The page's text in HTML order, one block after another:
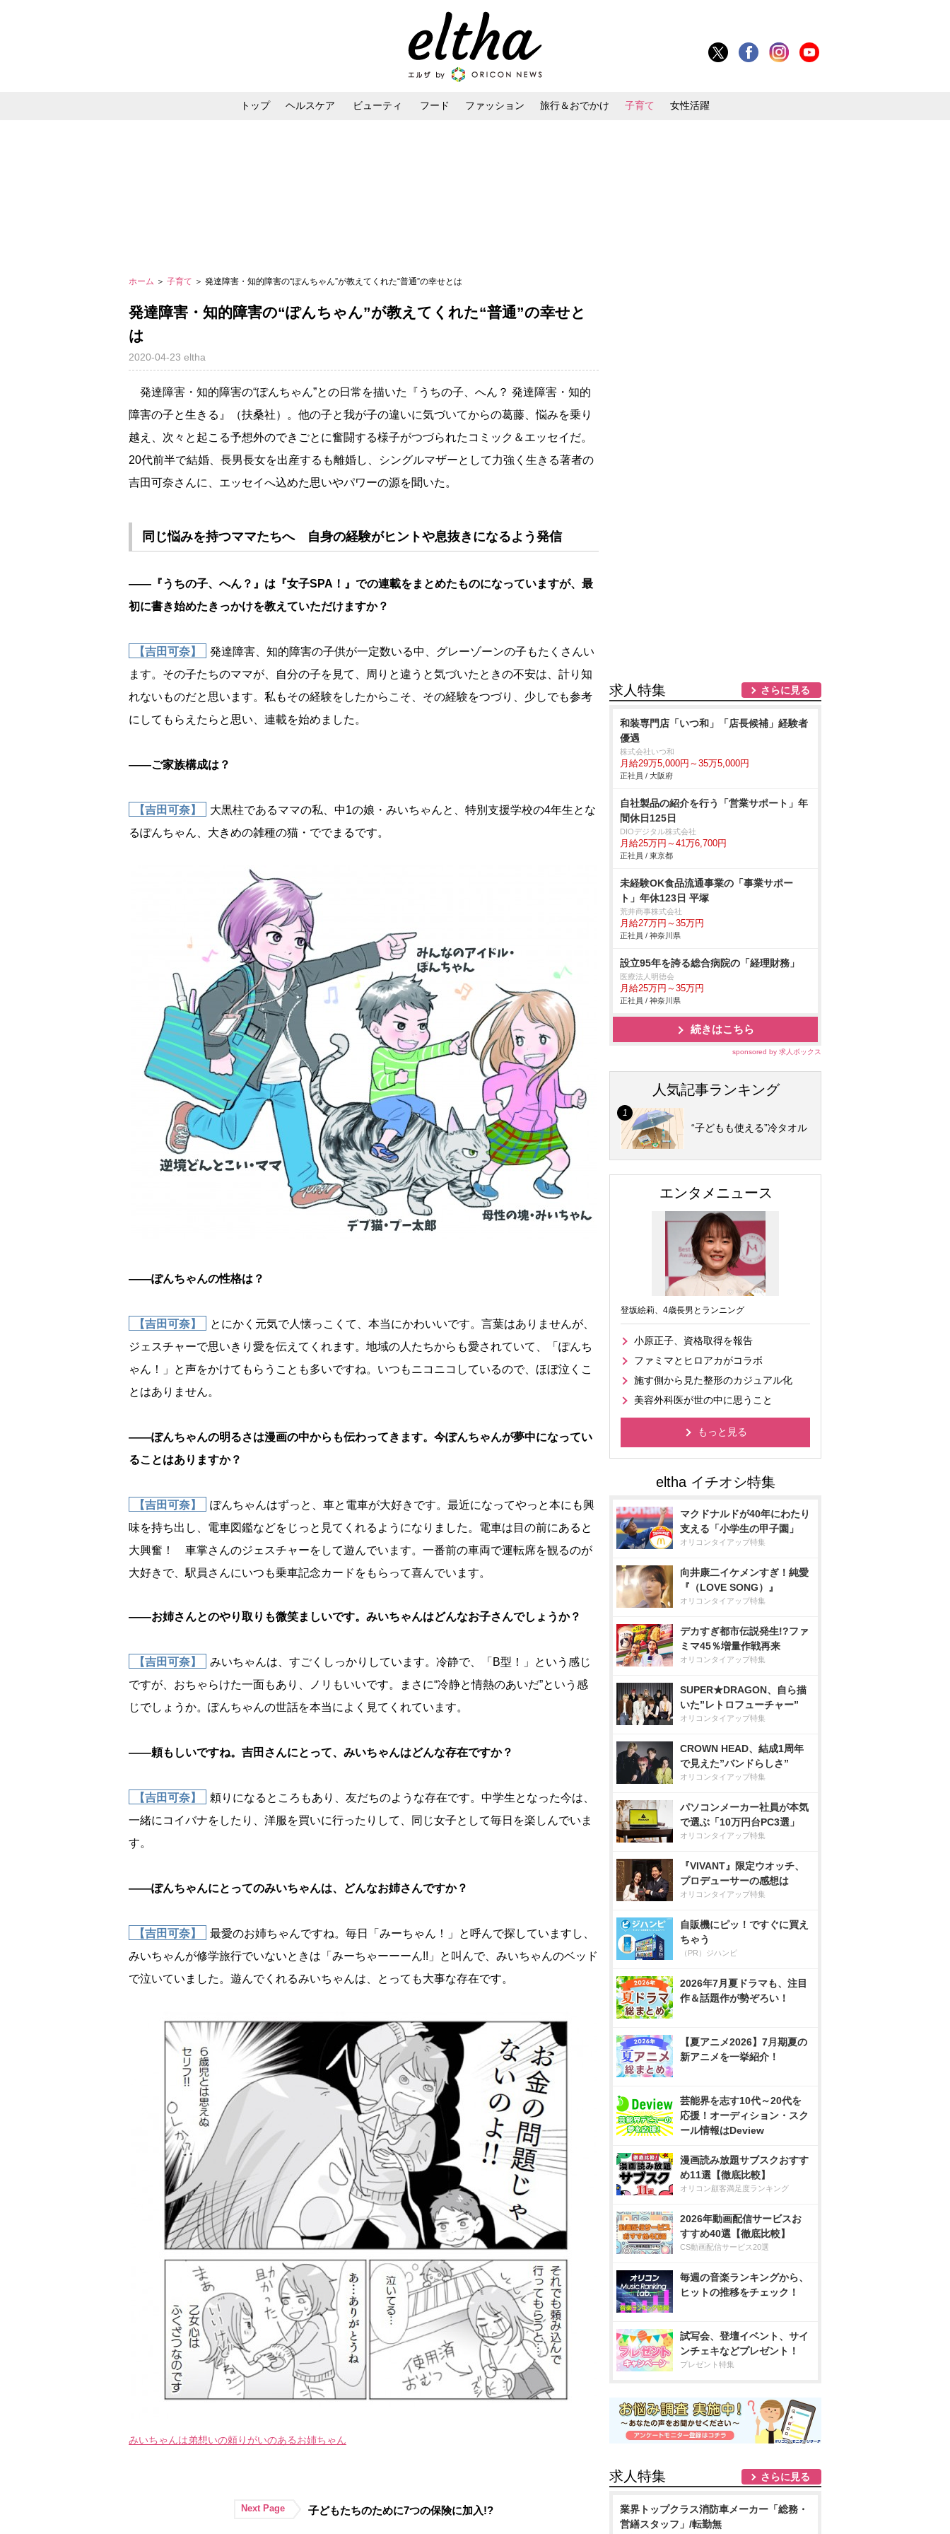
トップ ヘルスケア ビューティ フード ファッション 旅行＆おでかけ 子育て 女性活躍
ホーム ＞ 子育て ＞ 発達障害・知的障害の“ぽんちゃん”が教えてくれた“普通”の幸せとは
発達障害・知的障害の“ぽんちゃん”が教えてくれた“普通”の幸せと
は
2020-04-23 eltha
発達障害・知的障害の“ぽんちゃん”との日常を描いた『うちの子、へん？ 発達障害・知的
障害の子と生きる』（扶桑社）。他の子と我が子の違いに気づいてからの葛藤、悩みを乗り
越え、次々と起こる予想外のできごとに奮闘する様子がつづられたコミック＆エッセイだ。
20代前半で結婚、長男長女を出産するも離婚し、シングルマザーとして力強く生きる著者の
吉田可奈さんに、エッセイへ込めた思いやパワーの源を聞いた。
同じ悩みを持つママたちへ 自身の経験がヒントや息抜きになるよう発信
――『うちの子、へん？』は『女子SPA！』での連載をまとめたものになっていますが、最
初に書き始めたきっかけを教えていただけますか？
【吉田可奈】
発達障害、知的障害の子供が一定数いる中、グレーゾーンの子もたくさんい
ます。その子たちのママが、自分の子を見て、周りと違うと気づいたときの不安は、計り知
れないものだと思います。私もその経験をしたからこそ、その経験をつづり、少しでも参考
にしてもらえたらと思い、連載を始めました。
――ご家族構成は？
【吉田可奈】
大黒柱であるママの私、中1の娘・みいちゃんと、特別支援学校の4年生とな
るぽんちゃん、大きめの雑種の猫・ででまるです。
――ぽんちゃんの性格は？
【吉田可奈】
とにかく元気で人懐っこくて、本当にかわいいです。言葉はありませんが、
ジェスチャーで思いきり愛を伝えてくれます。地域の人たちからも愛されていて、「ぽんち
ゃん！」と声をかけてもらうことも多いですね。いつもニコニコしているので、ほぼ泣くこ
とはありません。
――ぽんちゃんの明るさは漫画の中からも伝わってきます。今ぽんちゃんが夢中になってい
ることはありますか？
【吉田可奈】
ぽんちゃんはずっと、車と電車が大好きです。最近になってやっと本にも興
味を持ち出し、電車図鑑などをじっと見てくれるようになりました。電車は目の前にあると
大興奮！ 車掌さんのジェスチャーをして遊んでいます。一番前の車両で運転席を観るのが
大好きで、駅員さんにいつも乗車記念カードをもらって喜んでいます。
――お姉さんとのやり取りも微笑ましいです。みいちゃんはどんなお子さんでしょうか？
【吉田可奈】
みいちゃんは、すごくしっかりしています。冷静で、「B型！」という感じ
ですが、おちゃらけた一面もあり、ノリもいいです。まさに“冷静と情熱のあいだ”という感
じでしょうか。ぽんちゃんの世話を本当によく見てくれています。
――頼もしいですね。吉田さんにとって、みいちゃんはどんな存在ですか？
【吉田可奈】
頼りになるところもあり、友だちのような存在です。中学生となった今は、
一緒にコイバナをしたり、洋服を買いに行ったりして、同じ女子として毎日を楽しんでいま
す。
――ぽんちゃんにとってのみいちゃんは、どんなお姉さんですか？
【吉田可奈】
最愛のお姉ちゃんですね。毎日「みーちゃん！」と呼んで探していますし、
みいちゃんが修学旅行でいないときは「みーちゃーーーん!!」と叫んで、みいちゃんのベッド
で泣いていました。遊んでくれるみいちゃんは、とっても大事な存在です。
みいちゃんは弟想いの頼りがいのあるお姉ちゃん
Next Page 子どもたちのために7つの保険に加入!?
求人特集 さらに見る
和装専門店「いつ和」「店長候補」経験者
優遇
株式会社いつ和
月給29万5,000円～35万5,000円
正社員 / 大阪府
自社製品の紹介を行う「営業サポート」年
間休日125日
DIOデジタル株式会社
月給25万円～41万6,700円
正社員 / 東京都
未経験OK食品流通事業の「事業サポー
ト」年休123日 平塚
荒井商事株式会社
月給27万円～35万円
正社員 / 神奈川県
設立95年を誇る総合病院の「経理財務」
医療法人明徳会
月給25万円～35万円
正社員 / 神奈川県
続きはこちら
sponsored by 求人ボックス
人気記事ランキング
“子どもも使える”冷タオル
エンタメニュース
登坂絵莉、4歳長男とランニング
小原正子、資格取得を報告
ファミマとヒロアカがコラボ
施す側から見た整形のカジュアル化
美容外科医が世の中に思うこと
もっと見る
マクドナルドが40年にわたり
支える「小学生の甲子園」
オリコンタイアップ特集
向井康二イケメンすぎ！純愛
『（LOVE SONG）』
オリコンタイアップ特集
デカすぎ都市伝説発生!?ファ
ミマ45％増量作戦再来
オリコンタイアップ特集
SUPER★DRAGON、自ら描
いた”レトロフューチャー”
オリコンタイアップ特集
CROWN HEAD、結成1周年
で見えた”バンドらしさ”
オリコンタイアップ特集
パソコンメーカー社員が本気
で選ぶ「10万円台PC3選」
オリコンタイアップ特集
『VIVANT』限定ウオッチ、
プロデューサーの感想は
オリコンタイアップ特集
自販機にピッ！ですぐに買え
ちゃう
（PR）ジハンピ
2026年7月夏ドラマも、注目
作＆話題作が勢ぞろい！
【夏アニメ2026】7月期夏の
新アニメを一挙紹介！
芸能界を志す10代～20代を
応援！オーディション・スク
ール情報はDeview
漫画読み放題サブスクおすす
め11選【徹底比較】
オリコン顧客満足度ランキング
2026年動画配信サービスお
すすめ40選【徹底比較】
CS動画配信サービス20選
毎週の音楽ランキングから、
ヒットの推移をチェック！
試写会、登壇イベント、サイ
ンチェキなどプレゼント！
プレゼント特集
求人特集 さらに見る
業界トップクラス消防車メーカー「総務・
営繕スタッフ」/転勤無